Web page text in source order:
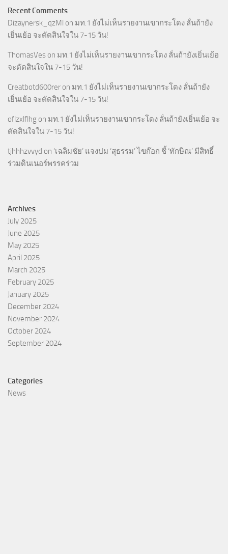
Recent Comments
Dizaynersk_qzMl on มท.1 ยังไม่เห็นรายงานเขากระโดง ลั่นถ้ายัง
เยิ่นเย้อ จะตัดสินใจใน 7-15 วัน!
ThomasVes on มท.1 ยังไม่เห็นรายงานเขากระโดง ลั่นถ้ายังเยิ่นเย้อ
จะตัดสินใจใน 7-15 วัน!
Creatbotd600rer on มท.1 ยังไม่เห็นรายงานเขากระโดง ลั่นถ้ายัง
เยิ่นเย้อ จะตัดสินใจใน 7-15 วัน!
oflzxlflhg on มท.1 ยังไม่เห็นรายงานเขากระโดง ลั่นถ้ายังเยิ่นเย้อ จะ
ตัดสินใจใน 7-15 วัน!
tjhhhzvvyd on ‘เฉลิมชัย’ แจงปม ‘สุธรรม’ ไขก๊อก ชี้ ‘ทักษิณ’ มีสิทธิ์
ร่วมดินเนอร์พรรคร่วม
Archives
July 2025
June 2025
May 2025
April 2025
March 2025
February 2025
January 2025
December 2024
November 2024
October 2024
September 2024
Categories
News